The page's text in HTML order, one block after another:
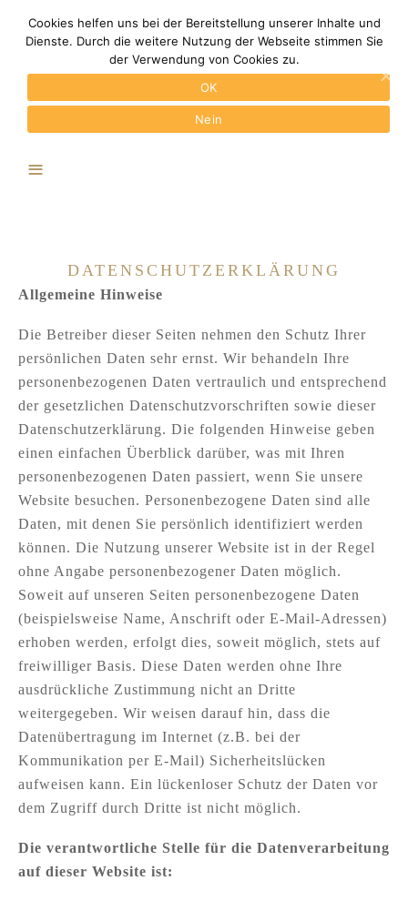
DATENSCHUTZERKLÄRUNG
Allgemeine Hinweise
Die Betreiber dieser Seiten nehmen den Schutz Ihrer
persönlichen Daten sehr ernst. Wir behandeln Ihre
personenbezogenen Daten vertraulich und entsprechend
der gesetzlichen Datenschutzvorschriften sowie dieser
Datenschutzerklärung. Die folgenden Hinweise geben
einen einfachen Überblick darüber, was mit Ihren
personenbezogenen Daten passiert, wenn Sie unsere
Website besuchen. Personenbezogene Daten sind alle
Daten, mit denen Sie persönlich identifiziert werden
können. Die Nutzung unserer Website ist in der Regel
ohne Angabe personenbezogener Daten möglich.
Soweit auf unseren Seiten personenbezogene Daten
(beispielsweise Name, Anschrift oder E-Mail-Adressen)
erhoben werden, erfolgt dies, soweit möglich, stets auf
freiwilliger Basis. Diese Daten werden ohne Ihre
ausdrückliche Zustimmung nicht an Dritte
weitergegeben. Wir weisen darauf hin, dass die
Datenübertragung im Internet (z.B. bei der
Kommunikation per E-Mail) Sicherheitslücken
aufweisen kann. Ein lückenloser Schutz der Daten vor
dem Zugriff durch Dritte ist nicht möglich.
Die verantwortliche Stelle für die Datenverarbeitung
auf dieser Website ist:
Cookies helfen uns bei der Bereitstellung unserer Inhalte und
Dienste. Durch die weitere Nutzung der Webseite stimmen Sie
der Verwendung von Cookies zu.
OK
Nein